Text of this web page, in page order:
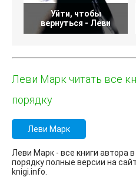
Уйти, чтобы
вернуться - Леви
Леви Марк читать все
порядку
Леви Марк
Леви Марк - все книги автора
порядку полные версии на
knigi.info.